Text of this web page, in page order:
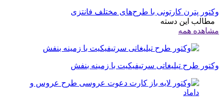
وکتور پترن کارتونی با طرح‌های مختلف فانتزی
مطالب این دسته
مشاهده همه
وکتور طرح تبلیغاتی سرتیفیکیت با زمینه بنفش